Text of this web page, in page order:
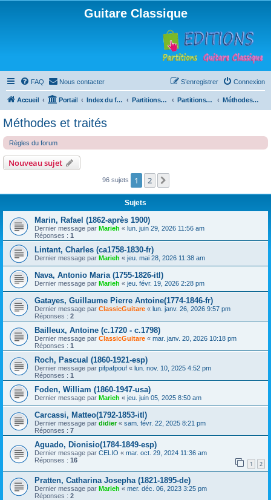
Guitare Classique
FAQ Nous contacter Connexion
S’enregistrer
Accueil Portail Index du forum Partitions pour guitare en libre téléchargement Partitions classées par compositeur Méthodes et traités
Méthodes et traités
Règles du forum
Nouveau sujet
96 sujets 1 2
Sujets
Marin, Rafael (1862-après 1900)
Dernier message par Marieh « lun. juin 29, 2026 11:56 am
Réponses : 1
Lintant, Charles (ca1758-1830-fr)
Dernier message par Marieh « jeu. mai 28, 2026 11:38 am
Nava, Antonio Maria (1755-1826-itl)
Dernier message par Marieh « jeu. févr. 19, 2026 2:28 pm
Gatayes, Guillaume Pierre Antoine(1774-1846-fr)
Dernier message par ClassicGuitare « lun. janv. 26, 2026 9:57 pm
Réponses : 2
Bailleux, Antoine (c.1720 - c.1798)
Dernier message par ClassicGuitare « mar. janv. 20, 2026 10:18 pm
Réponses : 1
Roch, Pascual (1860-1921-esp)
Dernier message par pifpafpouf « lun. nov. 10, 2025 4:52 pm
Réponses : 1
Foden, William (1860-1947-usa)
Dernier message par Marieh « jeu. juin 05, 2025 8:50 am
Carcassi, Matteo(1792-1853-itl)
Dernier message par didier« sam. févr. 22, 2025 8:21 pm
Réponses : 7
Aguado, Dionisio(1784-1849-esp)
Dernier message par CELIO « mar. oct. 29, 2024 11:36 am
Réponses : 16 1 2
Pratten, Catharina Josepha (1821-1895-de)
Dernier message par Marieh « mer. déc. 06, 2023 3:25 pm
Réponses : 2